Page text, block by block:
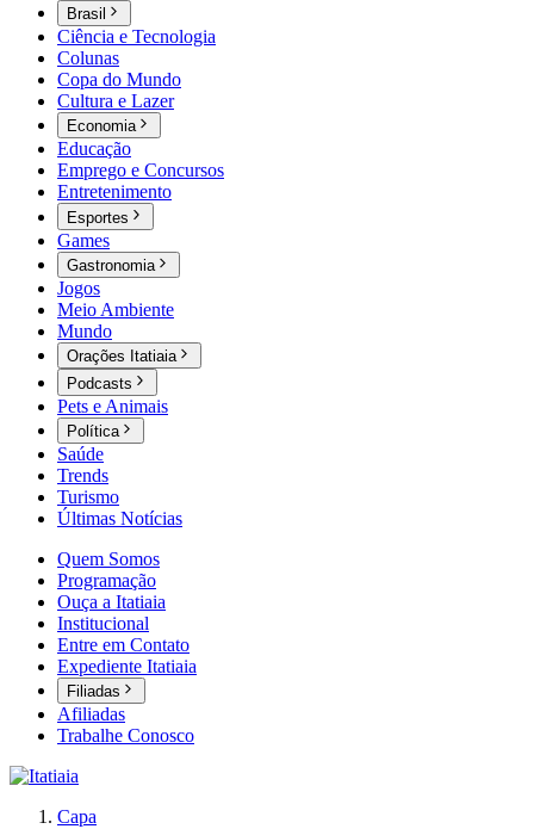
Brasil
Ciência e Tecnologia
Colunas
Copa do Mundo
Cultura e Lazer
Economia
Educação
Emprego e Concursos
Entretenimento
Esportes
Games
Gastronomia
Jogos
Meio Ambiente
Mundo
Orações Itatiaia
Podcasts
Pets e Animais
Política
Saúde
Trends
Turismo
Últimas Notícias
Quem Somos
Programação
Ouça a Itatiaia
Institucional
Entre em Contato
Expediente Itatiaia
Filiadas
Afiliadas
Trabalhe Conosco
Capa